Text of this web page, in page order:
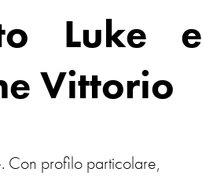
Luke e
Vittorio
Con profilo particolare,